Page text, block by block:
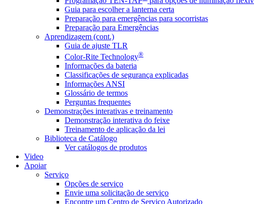
Guia para escolher a lanterna certa
Preparação para emergências para socorristas
Preparação para Emergências
Aprendizagem (cont.)
Guia de ajuste TLR
Color-Rite Technology®
Informações da bateria
Classificações de segurança explicadas
Informações ANSI
Glossário de termos
Perguntas frequentes
Demonstrações interativas e treinamento
Demonstração interativa do feixe
Treinamento de aplicação da lei
Biblioteca de Catálogo
Ver catálogos de produtos
Video
Apoiar
Serviço
Opções de serviço
Envie uma solicitação de serviço
Encontre um Centro de Serviço Autorizado